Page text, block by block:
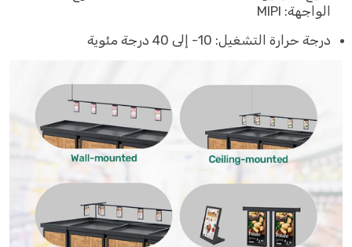
الواجهة: MIPI
درجة حرارة التشغيل: ‎-10‎ إلى ‎40‎ درجة مئوية